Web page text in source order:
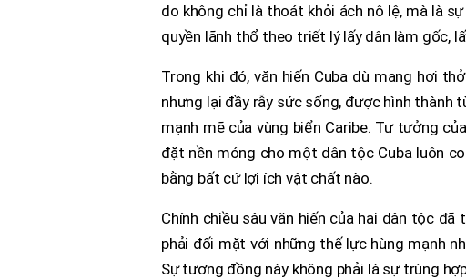
do không chỉ là thoát khỏi ách nô lệ, mà là
quyền lãnh thổ theo triết lý lấy dân làm gốc,
Trong khi đó, văn hiến Cuba dù mang hơi
nhưng lại đầy rẫy sức sống, được hình thành
mạnh mẽ của vùng biển Caribe. Tư tưởng
đặt nền móng cho một dân tộc Cuba luôn
bằng bất cứ lợi ích vật chất nào.
Chính chiều sâu văn hiến của hai dân tộc
phải đối mặt với những thế lực hùng mạnh
Sự tương đồng này không phải là sự trùng